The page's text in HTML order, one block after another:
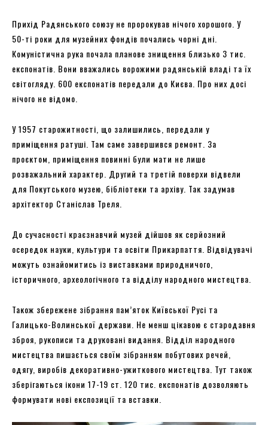
Прихід Радянського союзу не пророкував нічого хорошого. У
50-ті роки для музейних фондів почались чорні дні.
Комуністична рука почала планове знищення близько 3 тис.
експонатів. Вони вважались ворожими радянській владі та їх
світогляду. 600 експонатів передали до Києва. Про них досі
нічого не відомо.
У 1957 старожитності, що залишились, передали у
приміщення ратуші. Там саме завершився ремонт. За
проєктом, приміщення повинні були мати не лише
розважальний характер. Другий та третій поверхи відвели
для Покутського музею, бібліотеки та архіву. Так задумав
архітектор Станіслав Треля.
До сучасності краєзнавчий музей дійшов як серйозний
осередок науки, культури та освіти Прикарпаття. Відвідувачі
можуть ознайомитись із виставками природничого,
історичного, археологічного та відділу народного мистецтва.
Також збережене зібрання пам’яток Київської Русі та
Галицько-Волинської держави. Не менш цікавою є стародавня
зброя, рукописи та друковані видання. Відділ народного
мистецтва пишається своїм зібранням побутових речей,
одягу, виробів декоративно-ужиткового мистецтва. Тут також
зберігаються ікони 17-19 ст. 120 тис. експонатів дозволяють
формувати нові експозиції та вставки.